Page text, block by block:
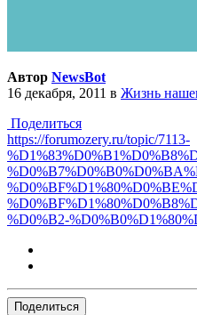
Автор NewsBot
16 декабря, 2011 в Жизнь
Поделиться
https://forumozery.ru/topic/7113-
%D0%B2-
Поделиться